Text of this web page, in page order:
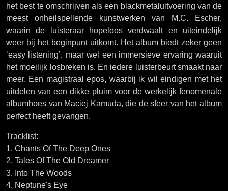
het best te omschrijven als een blackmetaluitvoering van de
meest onheilspellende kunstwerken van M.C. Escher,
waarin de luisteraar hopeloos verdwaalt en uiteindelijk
weer bij het beginpunt uitkomt. Het album biedt zeker geen
‘easy listening’, maar wel een immersieve ervaring waaruit
het moeilijk losbreken is. En iedere luisterbeurt smaakt naar
meer. Een magistraal epos, waarbij ik wil eindigen met het
uitdelen van een dikke pluim voor de werkelijk fenomenale
albumhoes van Maciej Kamuda, die de sfeer van het album
perfect heeft gevangen.
Tracklist:
1. Chants Of The Deep Ones
2. Tales Of The Old Dreamer
3. Into The Woods
4. Neptune's Eye